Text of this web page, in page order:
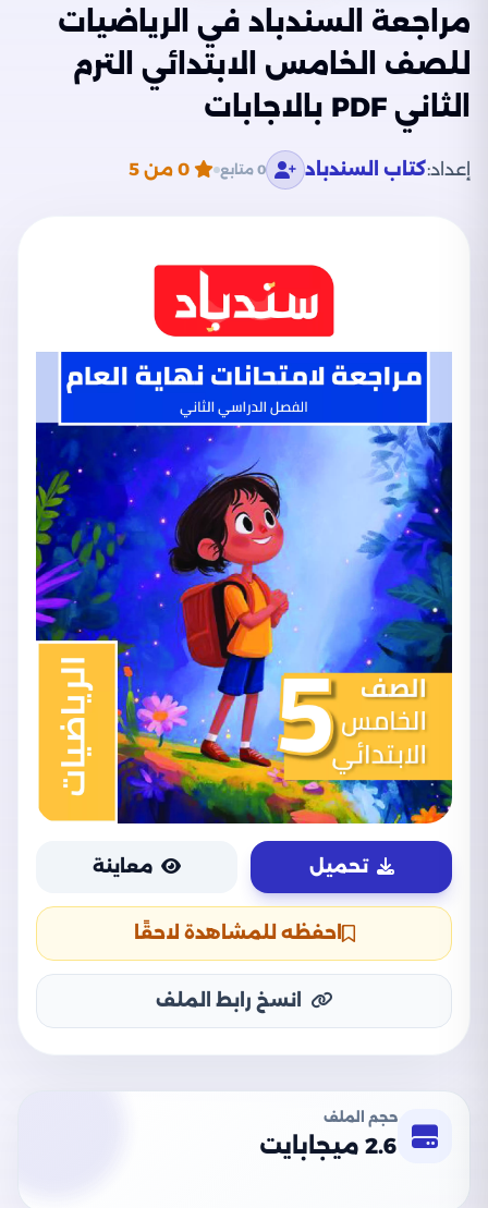
مراجعة السندباد في الرياضيات
للصف الخامس الابتدائي الترم
الثاني PDF بالاجابات
إعداد:كتاب السندباد 0 متابع 0 من 5
تحميل معاينة
احفظه للمشاهدة لاحقًا
انسخ رابط الملف
حجم الملف
2.6 ميجابايت